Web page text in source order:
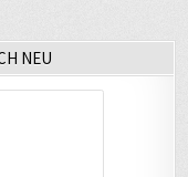
NEU